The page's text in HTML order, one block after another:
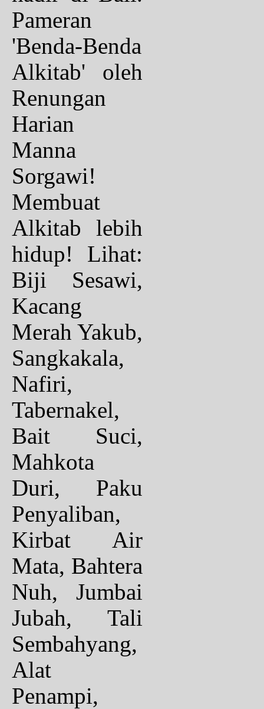
Pameran
'Benda-Benda
Alkitab' oleh
Renungan
Harian
Manna
Sorgawi!
Membuat
Alkitab lebih
hidup! Lihat:
Biji Sesawi,
Kacang
Merah Yakub,
Sangkakala,
Nafiri,
Tabernakel,
Bait Suci,
Mahkota
Duri, Paku
Penyaliban,
Kirbat Air
Mata, Bahtera
Nuh, Jumbai
Jubah, Tali
Sembahyang,
Alat
Penampi,